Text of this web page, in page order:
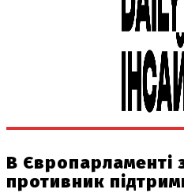
В Європарламенті
противник